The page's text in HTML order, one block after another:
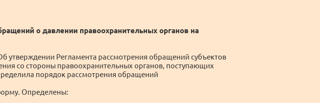
о давлении правоохранительных органов на
утверждении Регламента рассмотрения обращений субъектов
со стороны правоохранительных органов, поступающих
порядок рассмотрения обращений
Определены: